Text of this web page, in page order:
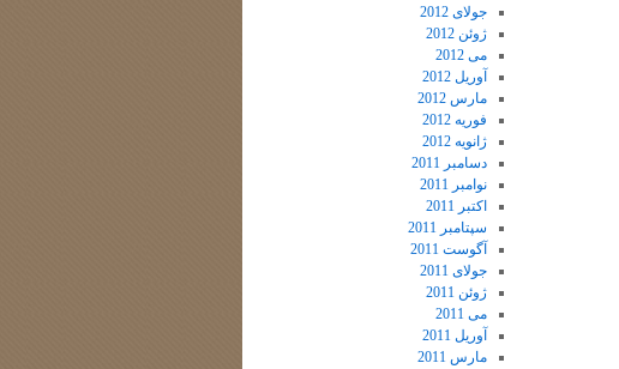
جولای 2012
ژوئن 2012
می 2012
آوریل 2012
مارس 2012
فوریه 2012
ژانویه 2012
دسامبر 2011
نوامبر 2011
اکتبر 2011
سپتامبر 2011
آگوست 2011
جولای 2011
ژوئن 2011
می 2011
آوریل 2011
مارس 2011